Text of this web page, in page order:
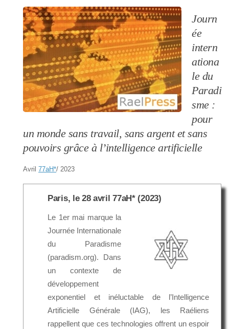
Journ
ée
intern
ationa
le du
Paradi
sme :
pour
un monde sans travail, sans argent et sans
pouvoirs grâce à l’intelligence artificielle
Avril 77aH*/ 2023
Paris, le 28 avril 77aH* (2023)
Le 1er mai marque la
Journée Internationale
du Paradisme
(paradism.org). Dans
un contexte de
développement
exponentiel et inéluctable de l’Intelligence
Artificielle Générale (IAG), les Raéliens
rappellent que ces technologies offrent un espoir